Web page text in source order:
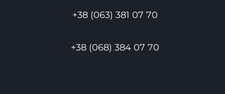
+38 (063) 381 07 70
+38 (068) 384 07 70